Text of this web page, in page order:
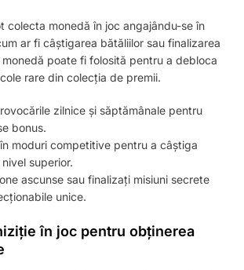
colecta monedă în joc angajându-se în
ar fi câștigarea bătăliilor sau finalizarea
monedă poate fi folosită pentru a debloca
rare din colecția de premii.
zilnice și săptămânale pentru
bonus.
moduri competitive pentru a câștiga
superior.
ascunse sau finalizați misiuni secrete
unice.
în joc pentru obținerea